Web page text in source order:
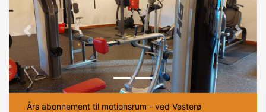
Previous Next
Års abonnement til motionsrum - ved Vesterø